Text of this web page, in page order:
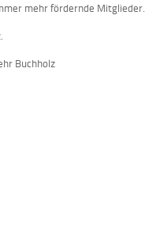
mehr fördernde Mitglieder.
Buchholz